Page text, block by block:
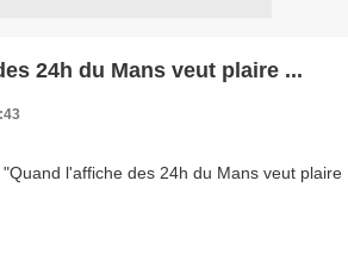
24h du Mans veut plaire ...